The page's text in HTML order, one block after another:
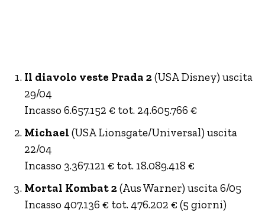
Il diavolo veste Prada 2(USA Disney) uscita
29/04
Incasso 6.657.152 € tot. 24.605.766 €
Michael (USA Lionsgate/Universal) uscita
22/04
Incasso 3.367.121 € tot. 18.089.418 €
Mortal Kombat 2(Aus Warner) uscita 6/05
Incasso 407.136 € tot. 476.202 € (5 giorni)